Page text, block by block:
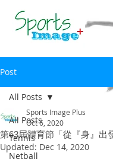
Post
All Posts
Tennis
Netball
All Posts
第63屆體育節「從『身』出
Sports Image Plus
Oct 6, 2020
Updated: Dec 14, 2020